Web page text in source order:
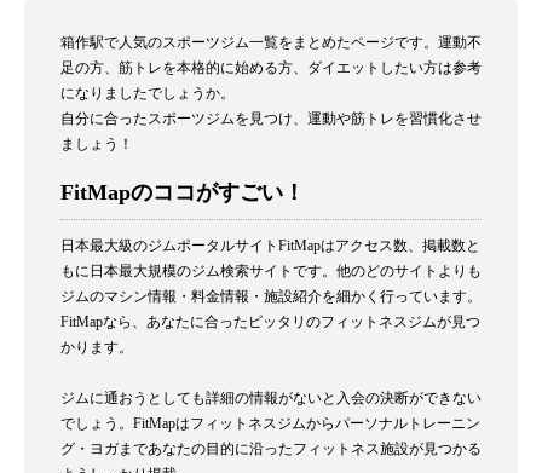
箱作駅で人気のスポーツジム一覧をまとめたページです。運動不
足の方、筋トレを本格的に始める方、ダイエットしたい方は参考
になりましたでしょうか。
自分に合ったスポーツジムを見つけ、運動や筋トレを習慣化させ
ましょう！
FitMapのココがすごい！
日本最大級のジムポータルサイトFitMapはアクセス数、掲載数と
もに日本最大規模のジム検索サイトです。他のどのサイトよりも
ジムのマシン情報・料金情報・施設紹介を細かく行っています。
FitMapなら、あなたに合ったピッタリのフィットネスジムが見つ
かります。
ジムに通おうとしても詳細の情報がないと入会の決断ができない
でしょう。FitMapはフィットネスジムからパーソナルトレーニン
グ・ヨガまであなたの目的に沿ったフィットネス施設が見つかる